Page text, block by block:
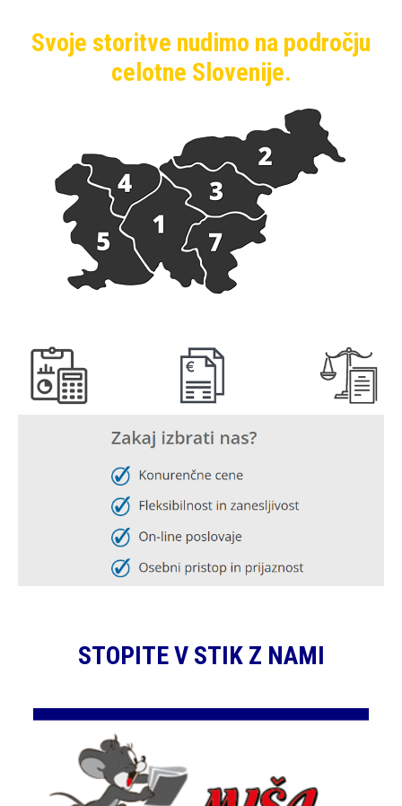
Svoje storitve nudimo na področju
celotne Slovenije.
STOPITE V STIK Z NAMI